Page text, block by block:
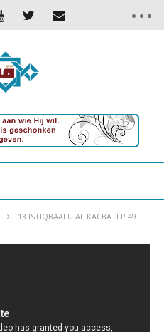
13 ISTIQBAALU AL KACBATI P 49